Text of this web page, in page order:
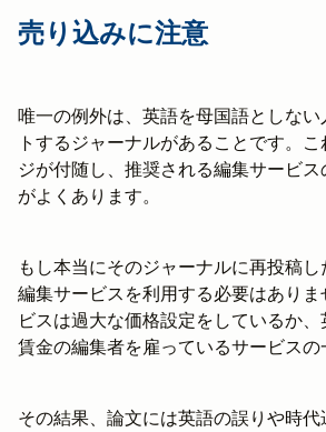
売り込みに注意
唯一の例外は、英語を母国語としな
トするジャーナルがあることです。
ジが付随し、推奨される編集サービ
がよくあります。
もし本当にそのジャーナルに再投稿
編集サービスを利用する必要はあり
ビスは過大な価格設定をしているか
賃金の編集者を雇っているサービスの
その結果、論文には英語の誤りや時